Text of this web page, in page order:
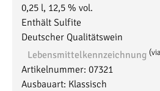
0,25 l, 12,5 % vol.
Enthält Sulfite
Deutscher Qualitätswein
Lebensmittel­kennzeichnung
Artikelnummer: 07321
Ausbauart: Klassisch